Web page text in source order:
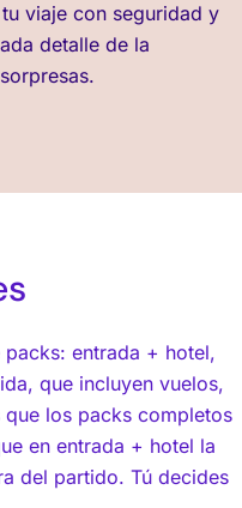
viaje con seguridad y
detalle de la
entrada + hotel,
, que incluyen vuelos,
los packs completos
en entrada + hotel la
del partido. Tú decides